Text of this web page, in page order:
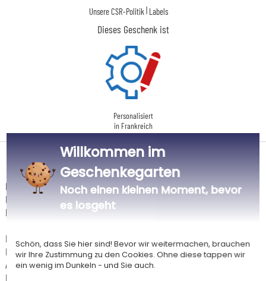
Unsere CSR-Politik | Labels
Dieses Geschenk ist
Personalisiert
in Frankreich
Dieser Artikel wird in unserem Atelier in Toulouse personalisiert.
Er ist für das Angebot "Versandkostenfrei ab 85 € Warenwert" mit der
Hermes-Standardlieferung berechtigt.
Für jede Bestellung unter 85 € gelten die unten aufgeführten
Lieferkosten für den Kauf dieses Artikels.
Artikel, die in unserem Atelier personalisiert werden (etwa 95% unserer
Produkte), sind mit dem Logo
Willkommen im
Geschenkegarten
Noch einen kleinen Moment, bevor
es losgeht
Schön, dass Sie hier sind! Bevor wir weitermachen, brauchen
wir Ihre Zustimmung zu den Cookies. Ohne diese tappen wir
ein wenig im Dunkeln - und Sie auch.